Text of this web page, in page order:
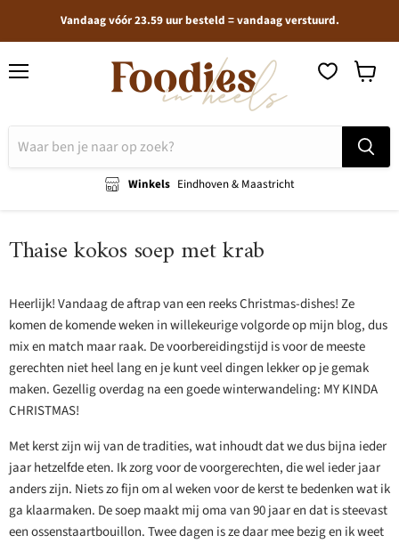
Vandaag vóór 23.59 uur besteld = vandaag verstuurd.
Winkels Eindhoven & Maastricht
Thaise kokos soep met krab
Heerlijk! Vandaag de aftrap van een reeks Christmas-dishes! Ze
komen de komende weken in willekeurige volgorde op mijn blog, dus
mix en match maar raak. De voorbereidingstijd is voor de meeste
gerechten niet heel lang en je kunt veel dingen lekker op je gemak
maken. Gezellig overdag na een goede winterwandeling: MY KINDA
CHRISTMAS!
Met kerst zijn wij van de tradities, wat inhoudt dat we dus bijna ieder
jaar hetzelfde eten. Ik zorg voor de voorgerechten, die wel ieder jaar
anders zijn. Niets zo fijn om al weken voor de kerst te bedenken wat ik
ga klaarmaken. De soep maakt mij oma van 90 jaar en dat is steevast
een ossenstaartbouillon. Twee dagen is ze daar mee bezig en ik weet